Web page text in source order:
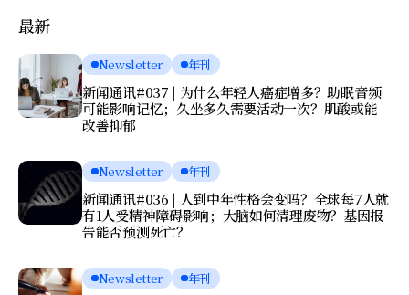
最新
Newsletter 年刊
新闻通讯#037 | 为什么年轻人癌症增多？助眠音频
可能影响记忆；久坐多久需要活动一次？肌酸或能
改善抑郁
Newsletter 年刊
新闻通讯#036 | 人到中年性格会变吗？全球每7人就
有1人受精神障碍影响；大脑如何清理废物？基因报
告能否预测死亡？
Newsletter 年刊